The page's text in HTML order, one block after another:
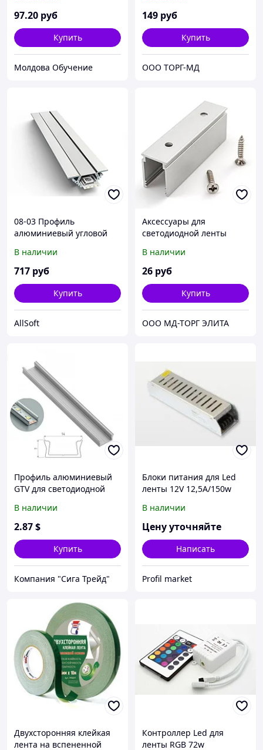
97.20 руб
Купить
Молдова Обучение
149 руб
Купить
ООО ТОРГ-МД
08-03 Профиль
алюминиевый угловой
светодиодной ленты,
анодированный, серебро,
2 м. инд. упак.(3014)
В наличии
717 руб
Купить
AllSoft
Аксессуары для
светодиодной ленты
В наличии
26 руб
Купить
ООО МД-ТОРГ ЭЛИТА
Профиль алюминиевый
GTV для светодиодной
метра. ПОЛЬША!
В наличии
2.87$
Купить
Компания "Сига Трейд"
Блоки питания для Led
ленты 12V 12,5A/150w
В наличии
Цену уточняйте
Написать
Profil market
Двухсторонняя клейкая
лента на вспененной
Контроллер Led для
ленты RGB 72w